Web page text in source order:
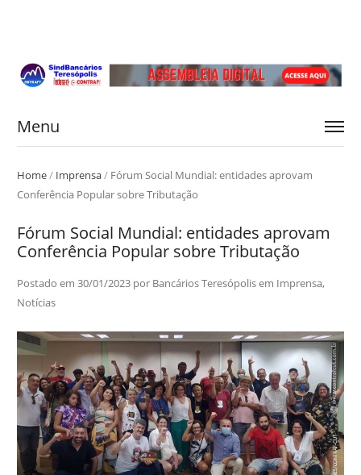
Menu
Home/ Imprensa/ Fórum Social Mundial: entidades aprovam
Conferência Popular sobre Tributação
Fórum Social Mundial: entidades aprovam
Conferência Popular sobre Tributação
Postado em 30/01/2023por Bancários Teresópolisem Imprensa,
Notícias